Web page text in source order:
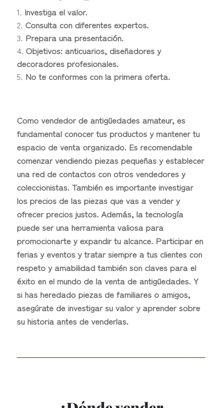
Investiga el valor.
Consulta con diferentes expertos.
Prepara una presentación.
Objetivos: anticuarios, diseñadores y
decoradores profesionales.
No te conformes con la primera oferta.
Como vendedor de antigüedades amateur, es
fundamental conocer tus productos y mantener tu
espacio de venta organizado. Es recomendable
comenzar vendiendo piezas pequeñas y establecer
una red de contactos con otros vendedores y
coleccionistas. También es importante investigar
los precios de las piezas que vas a vender y
ofrecer precios justos. Además, la tecnología
puede ser una herramienta valiosa para
promocionarte y expandir tu alcance. Participar en
ferias y eventos y tratar siempre a tus clientes con
respeto y amabilidad también son claves para el
éxito en el mundo de la venta de antigüedades. Y
si has heredado piezas de familiares o amigos,
asegúrate de investigar su valor y aprender sobre
su historia antes de venderlas.